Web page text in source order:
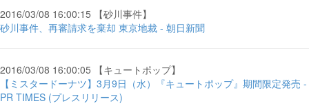
2016/03/08 16:00:15 【砂川事件】
砂川事件、再審請求を棄却 東京地裁 - 朝日新聞
2016/03/08 16:00:05 【キュートポップ】
【ミスタードーナツ】3月9日（水）『キュートポップ』期間限定発売 -
PR TIMES (プレスリリース)